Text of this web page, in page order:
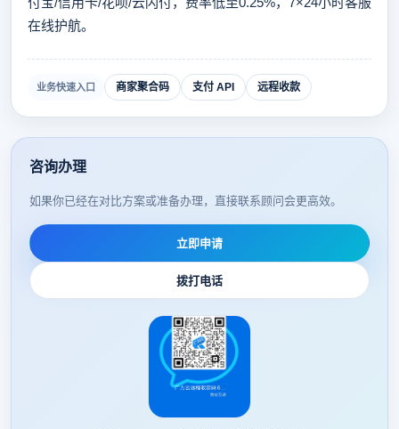
在线护航。
业务快速入口 商家聚合码 支付 API 远程收款
咨询办理
如果你已经在对比方案或准备办理，直接联系顾问会更高效。
立即申请
拨打电话